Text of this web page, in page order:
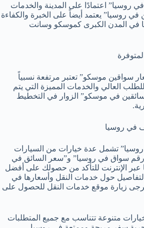
روسيا” اعتمادًا على المدينة والخدمات
في روسيا” يعتمد أيضاً على الخبرة والكفاءة
في المدن الكبرى كموسكو وسانت
سواقين موسكو” تعتبر مرتفعة نسبياً
العالي والخدمات المميزة التي يتم
في موسكو” الزوار في التخطيط
في روسيا
روسيا” تشمل عدة خيارات من السيارات
“رقم سواق في روسيا” و”سعر السائق في
عبر الإنترنت للتأكد من حصولك على أفضل
حول خدمات النقل وأسعارها في
زيارة موقع خدمات النقل للحصول على
متنوعة تتناسب مع جميع المتطلبات